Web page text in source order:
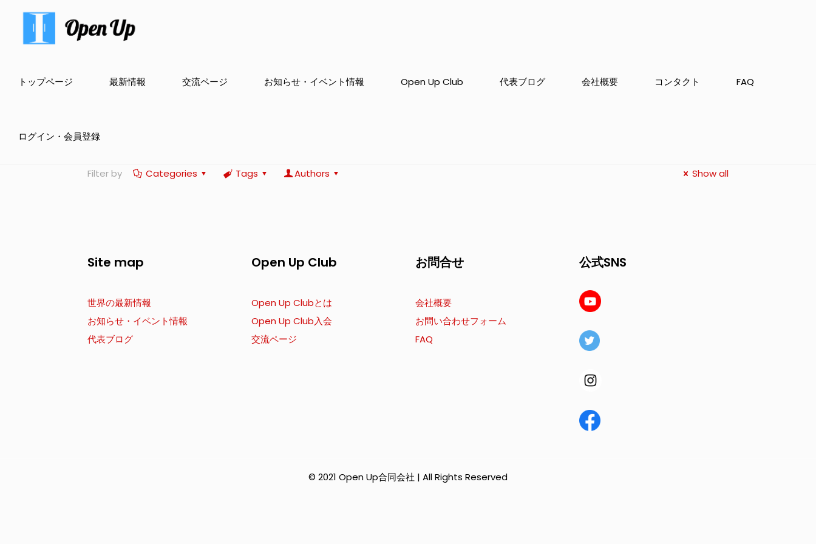
トップページ 最新情報 交流ページ お知らせ・イベント情報 Open Up Club 代表ブログ 会社概要 コンタクト FAQ
ログイン・会員登録
Filter by Categories Tags Authors Show all
Site map
世界の最新情報
お知らせ・イベント情報
代表ブログ
Open Up Club
Open Up Clubとは
Open Up Club入会
交流ページ
お問合せ
会社概要
お問い合わせフォーム
FAQ
公式SNS
© 2021 Open Up合同会社 | All Rights Reserved